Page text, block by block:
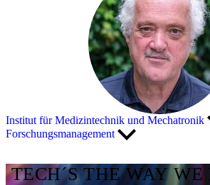
Institut für Medizintechnik und Mechatronik
Forschungsmanagement
TECH´S THE WAY WE